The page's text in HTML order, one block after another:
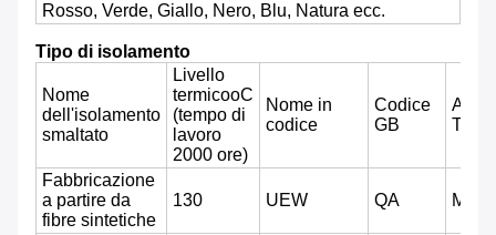
Rosso, Verde, Giallo, Nero, Blu, Natura ecc.
Tipo di isolamento
Nome
dell'isolamento
smaltato
Livello
termicooC
(tempo di
lavoro
2000 ore)
Nome in
codice
Codice
GB
Fabbricazione
a partire da
fibre sintetiche
130 UEW QA